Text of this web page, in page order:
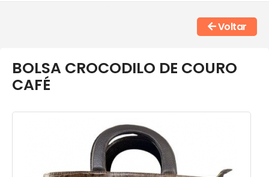
Voltar
BOLSA CROCODILO DE COURO
CAFÉ